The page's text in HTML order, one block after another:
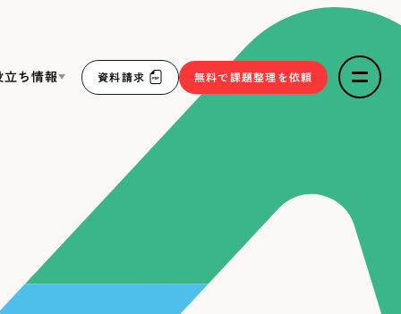
リープ・リクルーティング
求人票作成・面接など各種業務代行、採用の仕組み作り支
リープ・キャリア 人材紹介サービス
完全成功報酬型のスカウト型ハイクラス人材紹介（岐阜・愛
の取り組み
立ち情報 資料請求 無料で課題整理を依頼